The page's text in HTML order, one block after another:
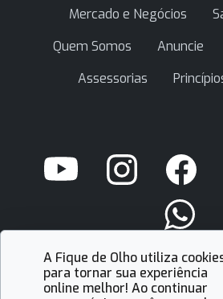
Mercado e Negócios
Quem Somos
Anuncie
Assessorias
A Fique de Olho utiliza
para tornar sua experiência
online melhor! Ao continuar